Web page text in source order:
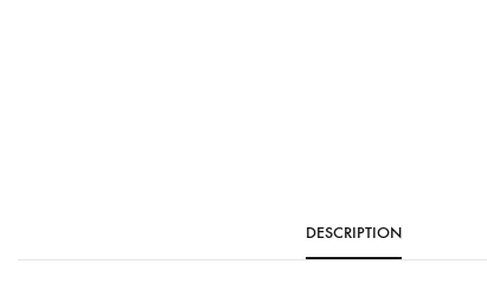
DESCRIPTION